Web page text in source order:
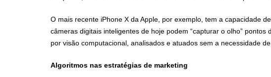
O mais recente iPhone X da Apple, por exemplo, tem a capacidade
câmeras digitais inteligentes de hoje podem “capturar o olho”
por visão computacional, analisados e atuados sem a necessidade
Algoritmos nas estratégias de marketing